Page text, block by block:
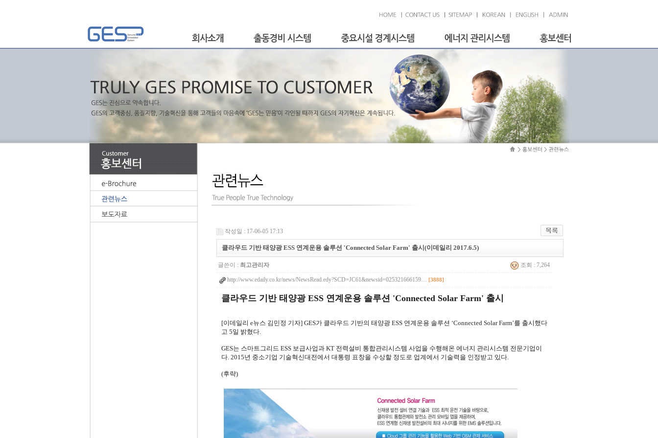
작성일 : 17-06-05 17:13
클라우드 기반 태양광 ESS 연계운용 솔루션 'Connected Solar Farm' 출시(이데일리 2017.6.5)
글쓴이 : 최고관리자 조회 : 7,264
http://www.edaily.co.kr/news/NewsRead.edy?SCD=JC61&newsid=025321666159… [3888]
클라우드 기반 태양광 ESS 연계운용 솔루션 'Connected Solar Farm' 출시
[이데일리 e뉴스 김민정 기자] GES가 클라우드 기반의 태양광 ESS 연계운용 솔루션 ‘Connected Solar Farm’를 출시했다
고 5일 밝혔다.
GES는 스마트그리드 ESS 보급사업과 KT 전력설비 통합관리시스템 사업을 수행해온 에너지 관리시스템 전문기업이
다. 2015년 중소기업 기술혁신대전에서 대통령 표창을 수상할 정도로 업계에서 기술력을 인정받고 있다.
(후략)